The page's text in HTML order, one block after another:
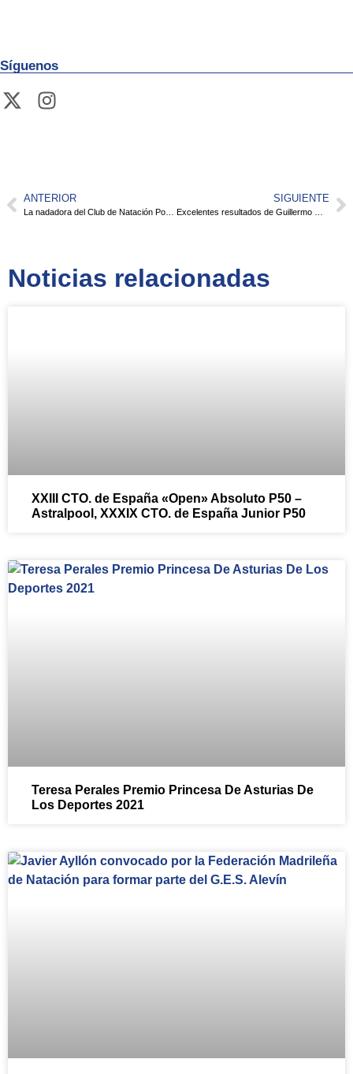
Síguenos
ANTERIOR SIGUIENTE
Noticias relacionadas
XXIII CTO. de España «Open» Absoluto P50 –
Astralpool, XXXIX CTO. de España Junior P50
Teresa Perales Premio Princesa De Asturias De
Los Deportes 2021